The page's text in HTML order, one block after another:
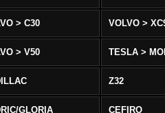
> C30
> V50 TESLA >
Z32
GLORIA CEFIRO